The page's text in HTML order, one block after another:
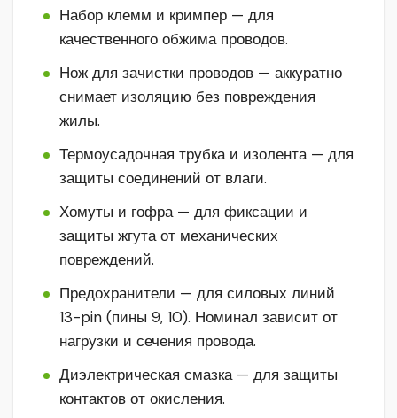
Набор клемм и кримпер — для
качественного обжима проводов.
Нож для зачистки проводов — аккуратно
снимает изоляцию без повреждения
жилы.
Термоусадочная трубка и изолента — для
защиты соединений от влаги.
Хомуты и гофра — для фиксации и
защиты жгута от механических
повреждений.
Предохранители — для силовых линий
13-pin (пины 9, 10). Номинал зависит от
нагрузки и сечения провода.
Диэлектрическая смазка — для защиты
контактов от окисления.